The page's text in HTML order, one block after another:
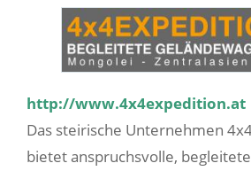
http://www.4x4expedition.at
Das steirische Unternehmen 4x4
bietet anspruchsvolle, begleitete